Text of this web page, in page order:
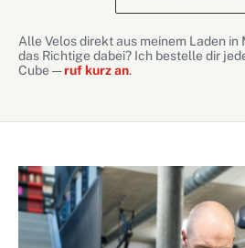
Alle Velos direkt aus meinem Laden
das Richtige dabei? Ich bestelle dir
Cube —ruf kurz an.